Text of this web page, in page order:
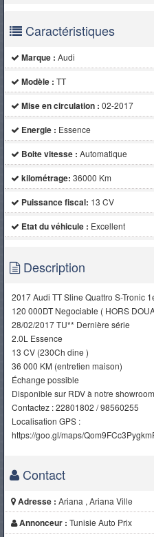
Caractéristiques
Marque : Audi
Modèle : TT
Mise en circulation : 02-2017
Energie : Essence
Boite vitesse : Automatique
kilométrage: 36000 Km
Puissance fiscal: 13 CV
Etat du véhicule : Excellent
Description
2017 Audi TT Sline Quattro S-Tronic
120 000DT Negociable ( HORS
28/02/2017 TU** Dernière série
2.0L Essence
13 CV (230Ch dine )
36 000 KM (entretien maison)
Échange possible
Disponible sur RDV à notre
Contactez : 22801802 / 98560255
Localisation GPS :
https://goo.gl/maps/
Contact
Adresse : Ariana , Ariana Ville
Annonceur : Tunisie Auto Prix